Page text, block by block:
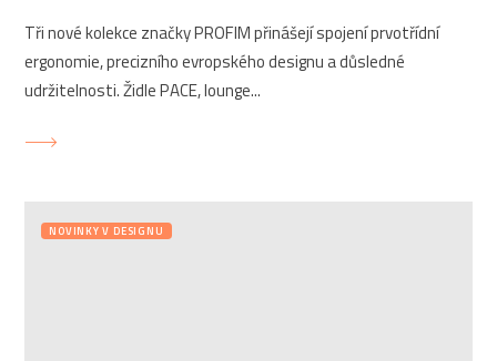
Tři nové kolekce značky PROFIM přinášejí spojení prvotřídní
ergonomie, precizního evropského designu a důsledné
udržitelnosti. Židle PACE, lounge...
NOVINKY V DESIGNU